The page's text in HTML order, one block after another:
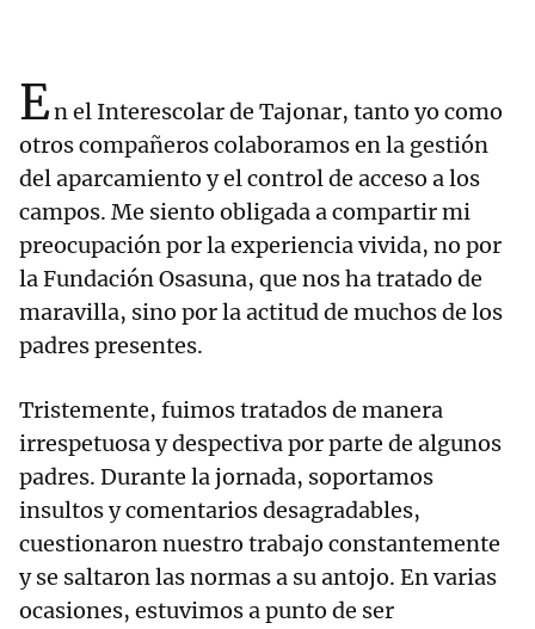
En el Interescolar de Tajonar, tanto yo como
otros compañeros colaboramos en la gestión
del aparcamiento y el control de acceso a los
campos. Me siento obligada a compartir mi
preocupación por la experiencia vivida, no por
la Fundación Osasuna, que nos ha tratado de
maravilla, sino por la actitud de muchos de los
padres presentes.
Tristemente, fuimos tratados de manera
irrespetuosa y despectiva por parte de algunos
padres. Durante la jornada, soportamos
insultos y comentarios desagradables,
cuestionaron nuestro trabajo constantemente
y se saltaron las normas a su antojo. En varias
ocasiones, estuvimos a punto de ser